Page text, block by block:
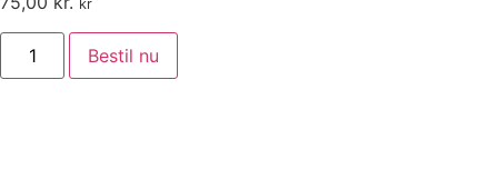
kr
Bestil nu